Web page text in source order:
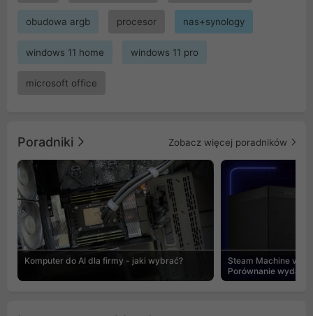
obudowa argb procesor nas+synology
windows 11 home windows 11 pro
microsoft office
Poradniki Zobacz więcej poradników
Komputer do AI dla firmy - jaki wybrać?
Steam Machine vs
Porównanie